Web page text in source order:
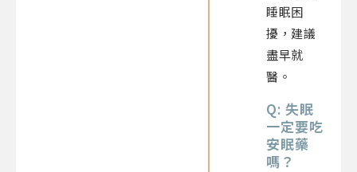
睡眠困
擾，建議
盡早就
醫。
Q: 失眠
一定要吃
安眠藥
嗎？